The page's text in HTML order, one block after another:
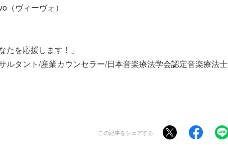
（ヴィーヴォ）
たを応援します！」
ルタント/産業カウンセラー/日本音楽療法学会認定音楽療法士
この記事をシェアする